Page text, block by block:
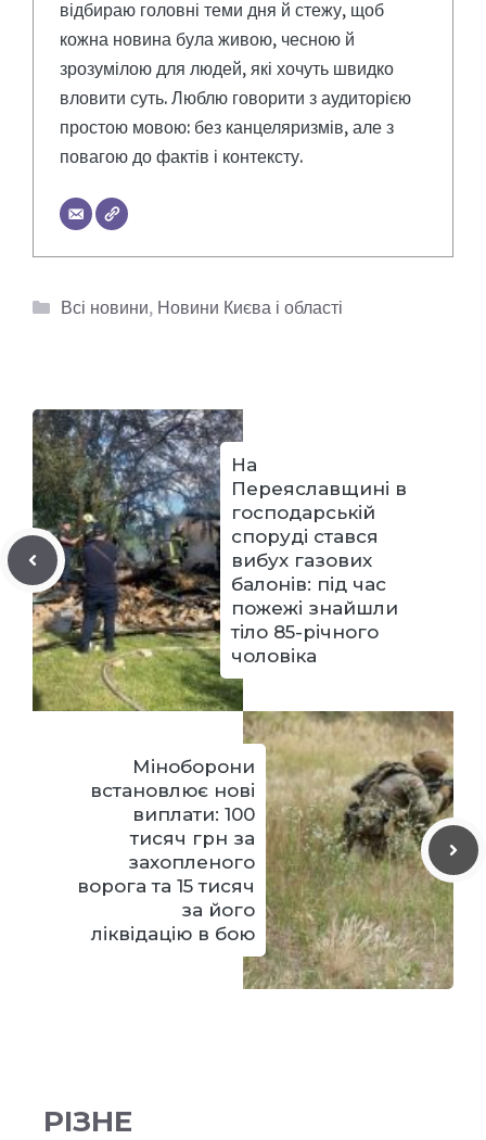
відбираю головні теми дня й стежу, щоб
кожна новина була живою, чесною й
зрозумілою для людей, які хочуть швидко
вловити суть. Люблю говорити з аудиторією
простою мовою: без канцеляризмів, але з
повагою до фактів і контексту.
Категорії
Всі новини, Новини Києва і області
На
Переяславщині в
господарській
споруді стався
вибух газових
балонів: під час
пожежі знайшли
тіло 85-річного
чоловіка
Міноборони
встановлює нові
виплати: 100
тисяч грн за
захопленого
ворога та 15 тисяч
за його
ліквідацію в бою
РІЗНЕ